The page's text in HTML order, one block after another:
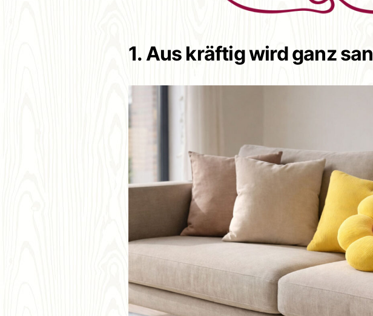
1. Aus kräftig wird ganz